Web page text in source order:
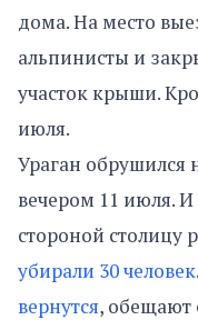
дома. На место
альпинисты и
участок крыши.
июля.
Ураган обрушился
вечером 11 июля.
стороной столицу
убирали 30 человек
вернутся, обещают